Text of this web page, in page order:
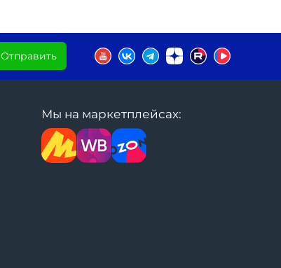
Отправить
Мы на маркетплейсах: